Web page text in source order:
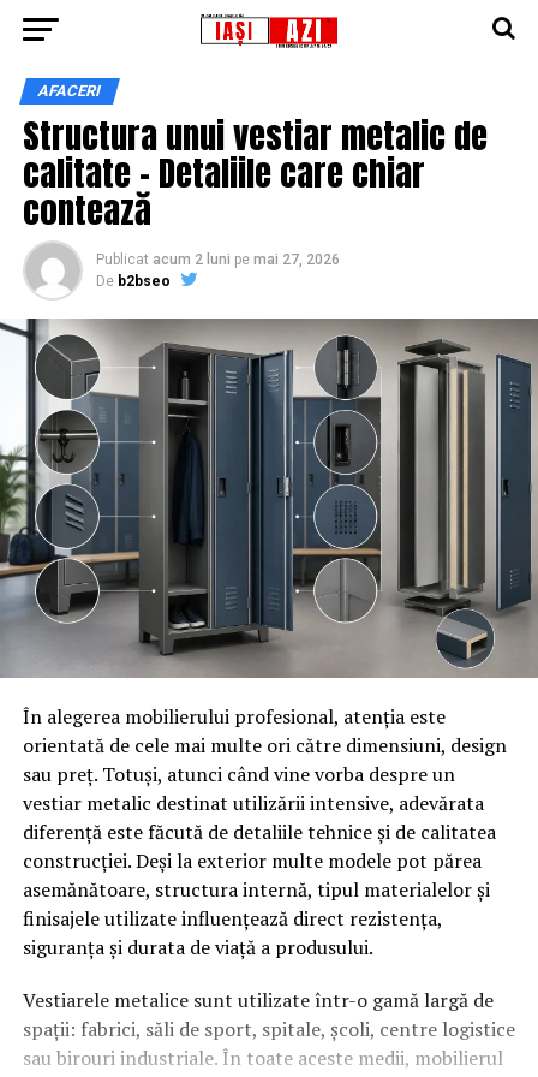
AFACERI
Structura unui vestiar metalic de
calitate – Detaliile care chiar
contează
Publicat acum 2 luni pe mai 27, 2026
De b2bseo
În alegerea mobilierului profesional, atenția este
orientată de cele mai multe ori către dimensiuni, design
sau preț. Totuși, atunci când vine vorba despre un
vestiar metalic destinat utilizării intensive, adevărata
diferență este făcută de detaliile tehnice și de calitatea
construcției. Deși la exterior multe modele pot părea
asemănătoare, structura internă, tipul materialelor și
finisajele utilizate influențează direct rezistența,
siguranța și durata de viață a produsului.
Vestiarele metalice sunt utilizate într-o gamă largă de
spații: fabrici, săli de sport, spitale, școli, centre logistice
sau birouri industriale. În toate aceste medii, mobilierul